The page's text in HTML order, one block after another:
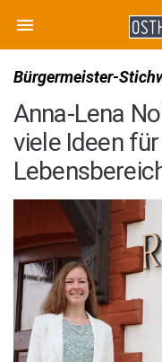
Bürgermeister-
Anna-Lena
viele Ideen